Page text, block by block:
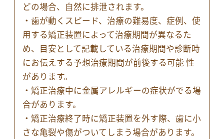
どの場合、自然に排泄されます。
・歯が動くスピード、治療の難易度、症例、使
用する矯正装置によって治療期間が異なるた
め、目安として記載している治療期間や診断時
にお伝えする予想治療期間が前後する可能 性
があります。
・矯正治療中に金属アレルギーの症状がでる場
合があります。
・矯正治療終了時に矯正装置を外す際、歯に小
さな亀裂や傷がついてしまう場合があります。